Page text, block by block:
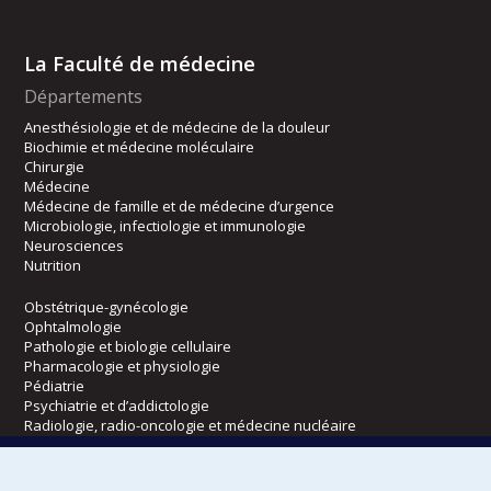
La Faculté de médecine
Départements
Anesthésiologie et de médecine de la douleur
Biochimie et médecine moléculaire
Chirurgie
Médecine
Médecine de famille et de médecine d’urgence
Microbiologie, infectiologie et immunologie
Neurosciences
Nutrition
Obstétrique-gynécologie
Ophtalmologie
Pathologie et biologie cellulaire
Pharmacologie et physiologie
Pédiatrie
Psychiatrie et d’addictologie
Radiologie, radio-oncologie et médecine nucléaire